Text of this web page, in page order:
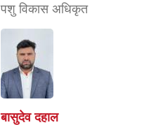
पशु विकास अधिकृत
बासुदेव दहाल